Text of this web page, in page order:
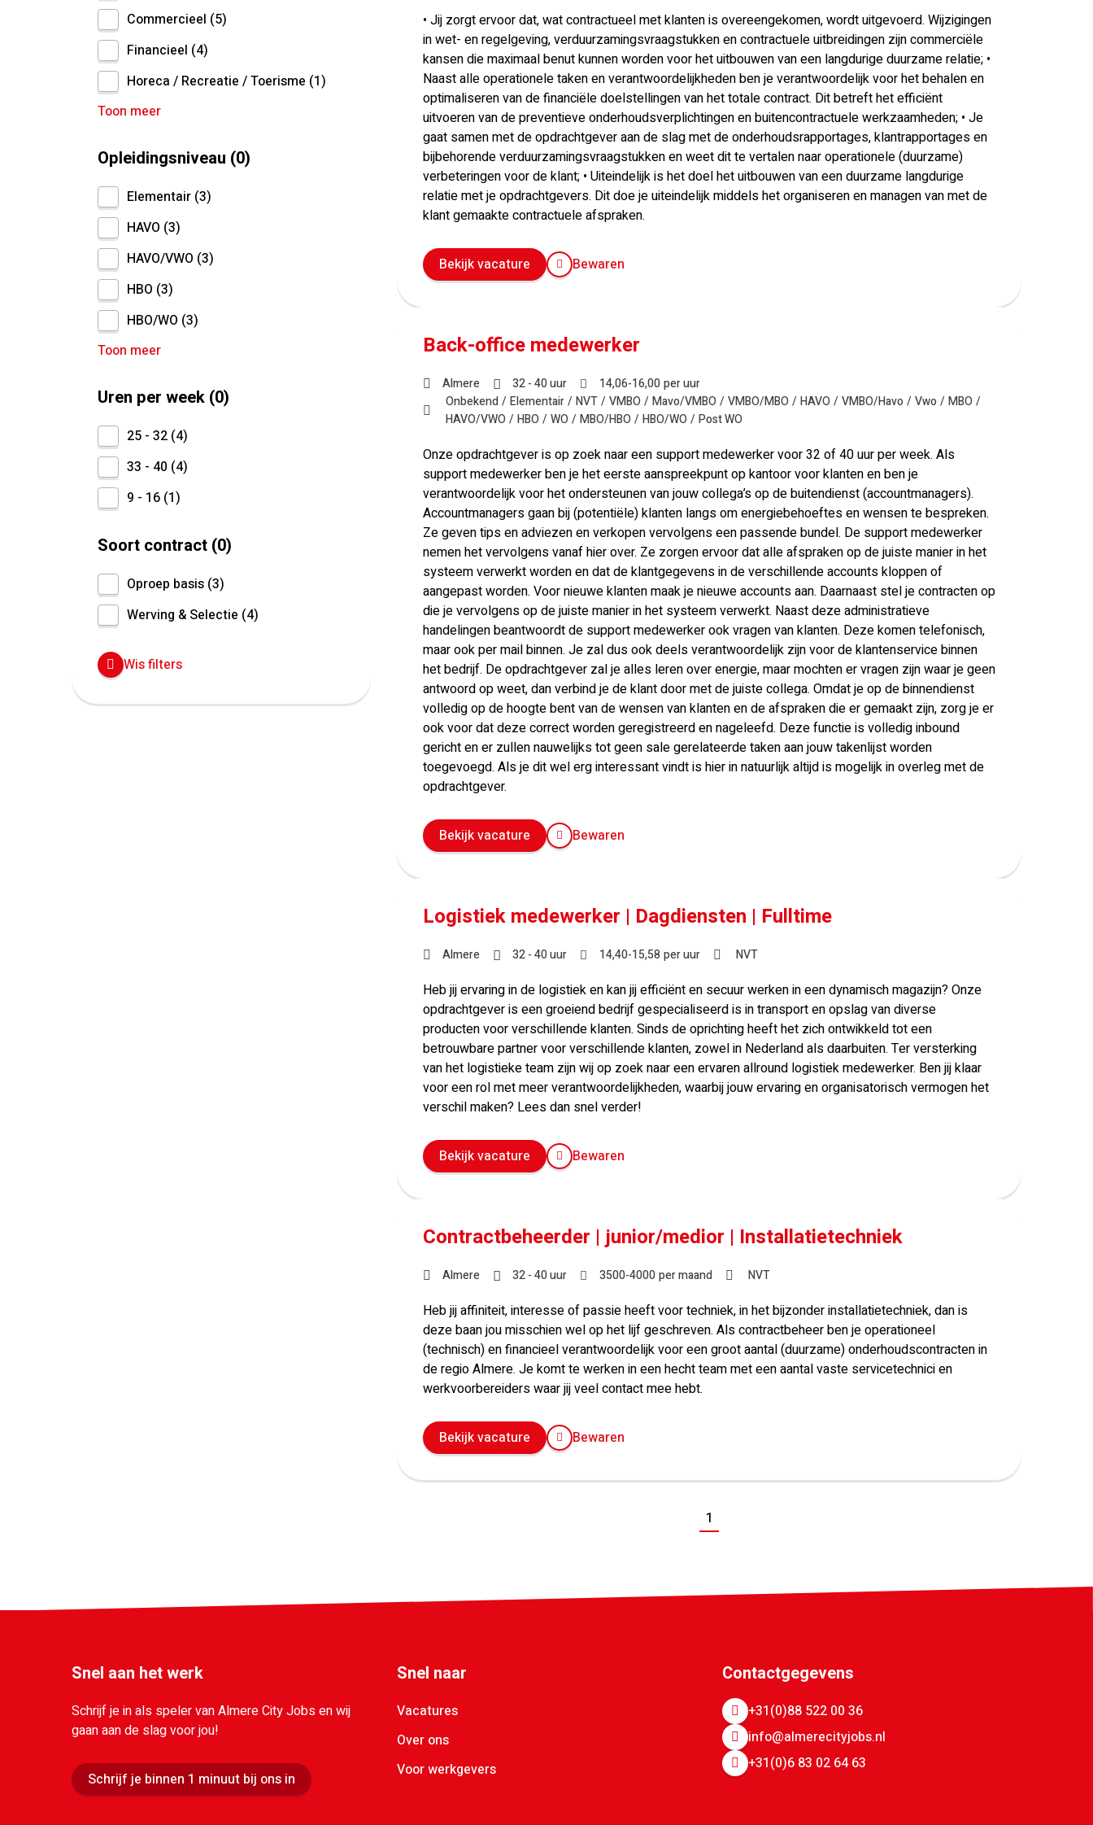
Commercieel 5
Financieel 4
Horeca / Recreatie / Toerisme 1
Toon meer
Opleidingsniveau 0
Elementair 3
HAVO 3
HAVO/VWO 3
HBO 3
HBO/WO 3
Toon meer
Uren per week 0
25 - 32 4
33 - 40 4
9 - 16 1
Soort contract 0
Oproep basis 3
Werving & Selectie 4
Wis filters
• Jij zorgt ervoor dat, wat contractueel met klanten is overeengekomen, wordt uitgevoerd. Wijzigingen
in wet- en regelgeving, verduurzamingsvraagstukken en contractuele uitbreidingen zijn commerciële
kansen die maximaal benut kunnen worden voor het uitbouwen van een langdurige duurzame relatie; •
Naast alle operationele taken en verantwoordelijkheden ben je verantwoordelijk voor het behalen en
optimaliseren van de financiële doelstellingen van het totale contract. Dit betreft het efficiënt
uitvoeren van de preventieve onderhoudsverplichtingen en buitencontractuele werkzaamheden; • Je
gaat samen met de opdrachtgever aan de slag met de onderhoudsrapportages, klantrapportages en
bijbehorende verduurzamingsvraagstukken en weet dit te vertalen naar operationele (duurzame)
verbeteringen voor de klant; • Uiteindelijk is het doel het uitbouwen van een duurzame langdurige
relatie met je opdrachtgevers. Dit doe je uiteindelijk middels het organiseren en managen van met de
klant gemaakte contractuele afspraken.
Bekijk vacature Bewaren
Back-office medewerker
Almere 32 - 40 uur 14,06-16,00per uur
Onbekend
Elementair NVT VMBO Mavo/VMBO VMBO/MBO HAVO VMBO/Havo Vwo
MBO
HAVO/VWO
HBO WO MBO/HBO HBO/WO Post WO
Onze opdrachtgever is op zoek naar een support medewerker voor 32 of 40 uur per week. Als
support medewerker ben je het eerste aanspreekpunt op kantoor voor klanten en ben je
verantwoordelijk voor het ondersteunen van jouw collega’s op de buitendienst (accountmanagers).
Accountmanagers gaan bij (potentiële) klanten langs om energiebehoeftes en wensen te bespreken.
Ze geven tips en adviezen en verkopen vervolgens een passende bundel. De support medewerker
nemen het vervolgens vanaf hier over. Ze zorgen ervoor dat alle afspraken op de juiste manier in het
systeem verwerkt worden en dat de klantgegevens in de verschillende accounts kloppen of
aangepast worden. Voor nieuwe klanten maak je nieuwe accounts aan. Daarnaast stel je contracten op
die je vervolgens op de juiste manier in het systeem verwerkt. Naast deze administratieve
handelingen beantwoordt de support medewerker ook vragen van klanten. Deze komen telefonisch,
maar ook per mail binnen. Je zal dus ook deels verantwoordelijk zijn voor de klantenservice binnen
het bedrijf. De opdrachtgever zal je alles leren over energie, maar mochten er vragen zijn waar je geen
antwoord op weet, dan verbind je de klant door met de juiste collega. Omdat je op de binnendienst
volledig op de hoogte bent van de wensen van klanten en de afspraken die er gemaakt zijn, zorg je er
ook voor dat deze correct worden geregistreerd en nageleefd. Deze functie is volledig inbound
gericht en er zullen nauwelijks tot geen sale gerelateerde taken aan jouw takenlijst worden
toegevoegd. Als je dit wel erg interessant vindt is hier in natuurlijk altijd is mogelijk in overleg met de
opdrachtgever.
Bekijk vacature Bewaren
Logistiek medewerker | Dagdiensten | Fulltime
Almere 32 - 40 uur 14,40-15,58 per uur NVT
Heb jij ervaring in de logistiek en kan jij efficiënt en secuur werken in een dynamisch magazijn? Onze
opdrachtgever is een groeiend bedrijf gespecialiseerd is in transport en opslag van diverse
producten voor verschillende klanten. Sinds de oprichting heeft het zich ontwikkeld tot een
betrouwbare partner voor verschillende klanten, zowel in Nederland als daarbuiten. Ter versterking
van het logistieke team zijn wij op zoek naar een ervaren allround logistiek medewerker. Ben jij klaar
voor een rol met meer verantwoordelijkheden, waarbij jouw ervaring en organisatorisch vermogen het
verschil maken? Lees dan snel verder!
Bekijk vacature Bewaren
Contractbeheerder | junior/medior | Installatietechniek
Almere 32 - 40 uur 3500-4000per maand NVT
Heb jij affiniteit, interesse of passie heeft voor techniek, in het bijzonder installatietechniek, dan is
deze baan jou misschien wel op het lijf geschreven. Als contractbeheer ben je operationeel
(technisch) en financieel verantwoordelijk voor een groot aantal (duurzame) onderhoudscontracten in
de regio Almere. Je komt te werken in een hecht team met een aantal vaste servicetechnici en
werkvoorbereiders waar jij veel contact mee hebt.
Bekijk vacature Bewaren
Vorige
1
Snel aan het werk
Schrijf je in als speler van Almere City Jobs en wij
gaan aan de slag voor jou!
Schrijf je binnen 1 minuut bij ons in
Snel naar
Vacatures
Over ons
Voor werkgevers
Contactgegevens
+31(0)88 522 00 36
info@almerecityjobs.nl
+31(0)6 83 02 64 63